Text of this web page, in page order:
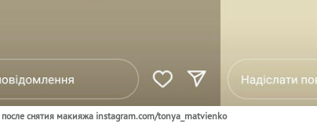
снятия макияжа instagram.com/tonya_matvienko